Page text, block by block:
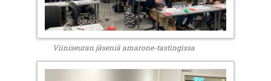
Viiniseuran jäseniä amarone-tastingissa